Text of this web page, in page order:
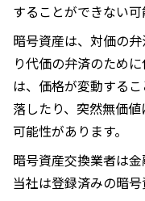
することができない可
暗号資産は、対価の
り代価の弁済のため
は、価格が変動する
落したり、突然無価
可能性があります。
暗号資産交換業者は金
当社は登録済みの暗号